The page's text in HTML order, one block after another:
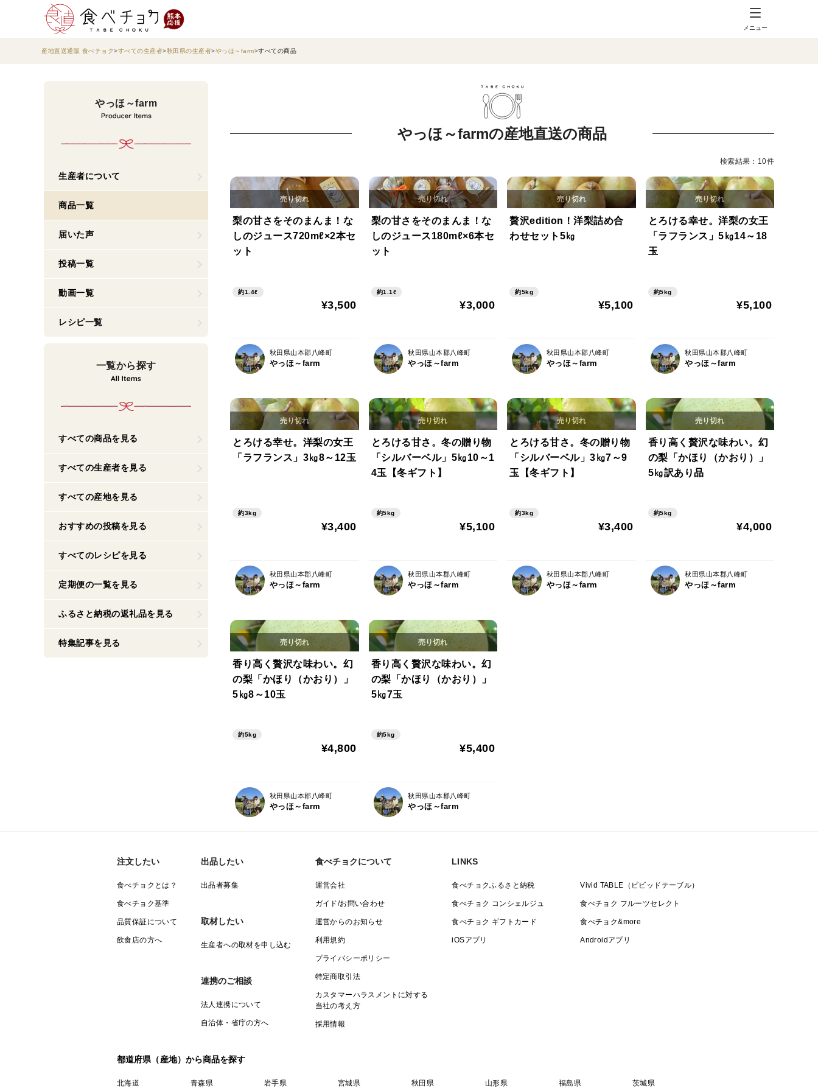
メニュー
産地直送通販 食べチョク すべての生産者 秋田県の生産者 やっほ～farm すべての商品
やっほ～farm
生産者について
商品一覧
届いた声
投稿一覧
動画一覧
レシピ一覧
一覧から探す
すべての商品を見る
すべての生産者を見る
すべての産地を見る
おすすめの投稿を見る
すべてのレシピを見る
定期便の一覧を見る
ふるさと納税の返礼品を見る
特集記事を見る
やっほ～farmの産地直送の商品
検索結果：10件
梨の甘さをそのまんま！な
しのジュース720mℓ×2本セ
ット
約1.4ℓ
¥3,500
秋田県山本郡八峰町
やっほ～farm
梨の甘さをそのまんま！な
しのジュース180mℓ×6本セ
ット
約1.1ℓ
¥3,000
秋田県山本郡八峰町
やっほ～farm
贅沢edition！洋梨詰め合
わせセット5㎏
約5kg
¥5,100
秋田県山本郡八峰町
やっほ～farm
とろける幸せ。洋梨の女王
「ラフランス」5㎏14～18
玉
約5kg
¥5,100
秋田県山本郡八峰町
やっほ～farm
とろける幸せ。洋梨の女王
「ラフランス」3㎏8～12玉
約3kg
¥3,400
秋田県山本郡八峰町
やっほ～farm
とろける甘さ。冬の贈り物
「シルバーベル」5㎏10～1
4玉【冬ギフト】
約5kg
¥5,100
秋田県山本郡八峰町
やっほ～farm
とろける甘さ。冬の贈り物
「シルバーベル」3㎏7～9
玉【冬ギフト】
約3kg
¥3,400
秋田県山本郡八峰町
やっほ～farm
香り高く贅沢な味わい。幻
の梨「かほり（かおり）」
5㎏訳あり品
約5kg
¥4,000
秋田県山本郡八峰町
やっほ～farm
香り高く贅沢な味わい。幻
の梨「かほり（かおり）」
5㎏8～10玉
約5kg
¥4,800
秋田県山本郡八峰町
やっほ～farm
香り高く贅沢な味わい。幻
の梨「かほり（かおり）」
5㎏7玉
約5kg
¥5,400
秋田県山本郡八峰町
やっほ～farm
注文したい
食べチョクとは？
食べチョク基準
品質保証について
飲食店の方へ
出品したい
出品者募集
取材したい
生産者への取材を申し込む
連携のご相談
法人連携について
自治体・省庁の方へ
食べチョクについて
運営会社
ガイド/お問い合わせ
運営からのお知らせ
利用規約
プライバシーポリシー
特定商取引法
カスタマーハラスメントに対する
当社の考え方
採用情報
LINKS
食べチョクふるさと納税 Vivid TABLE（ビビッドテーブル）
食べチョク コンシェルジュ 食べチョク フルーツセレクト
食べチョク ギフトカード 食べチョク&more
iOSアプリ Androidアプリ
都道府県（産地）から商品を探す
北海道 青森県 岩手県 宮城県 秋田県 山形県 福島県 茨城県